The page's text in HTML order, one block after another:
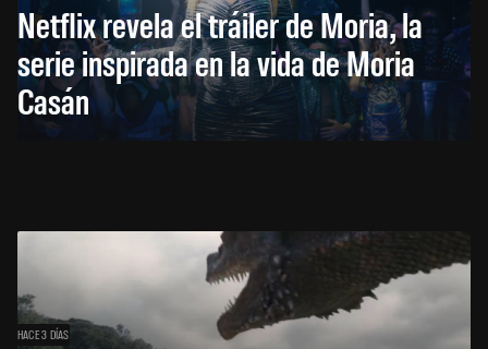
Netflix revela el tráiler de Moria, la
serie inspirada en la vida de Moria
Casán
HACE 3 DÍAS